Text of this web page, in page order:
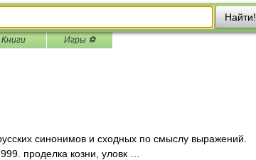
Найти!
Книги Игры ⚽
синонимов и сходных по смыслу выражений.
проделка козни, уловк …